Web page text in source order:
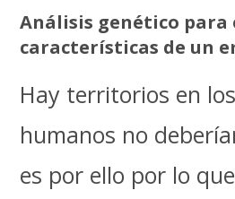
Análisis genético para
características de un
Hay territorios en
humanos no
es por ello por lo